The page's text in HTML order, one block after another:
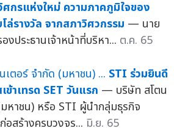
ศกรแห่งใหม่ ความภาคภูมิใจของ
รางวัล จากสภาวิศวกรรม — นาย
ประธานเจ้าหน้าที่บริหา... ต.ค. 65
STI ร่วมยินดี
ข้าเทรด SET วันแรก — บริษัท สโตน
หาชน) หรือ STI ผู้นำกลุ่มธุรกิจ
อสร้างครบวงจร... มิ.ย. 65